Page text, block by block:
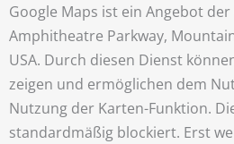
Google Maps ist ein Angebot der
Amphitheatre Parkway,
USA. Durch diesen Dienst
zeigen und ermöglichen dem
Nutzung der Karten-Funktion.
standardmäßig blockiert. Erst